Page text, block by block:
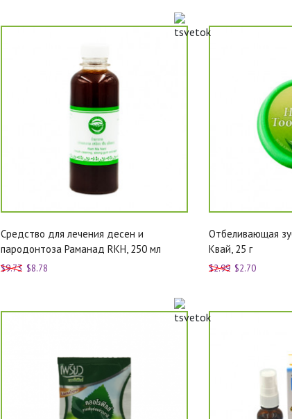
Средство для лечения десен и
пародонтоза Раманад RKH, 250 мл
$9.73 $8.78
Отбеливающая
Квай, 25 г
$2.99 $2.70